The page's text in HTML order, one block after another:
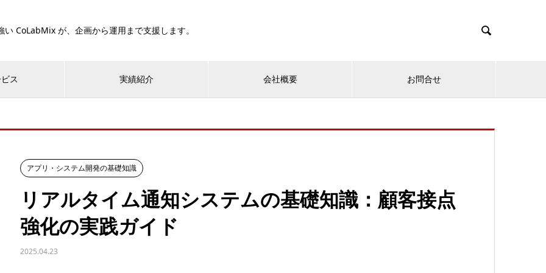
い CoLabMix が、企画から運用まで支援します。 
ス 実績紹介 会社概要 お問合せ
アプリ・システム開発の基礎知識
リアルタイム通知システムの基礎知識：顧客接点
強化の実践ガイド
2025.04.23